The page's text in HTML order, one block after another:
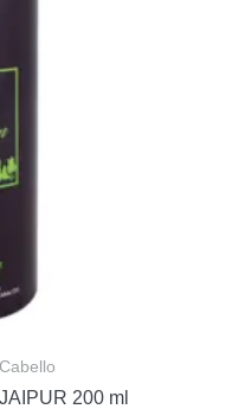
200 ml